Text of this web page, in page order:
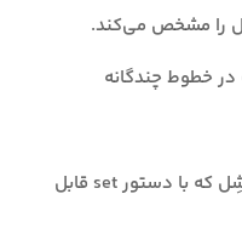
در خطوط چندگانه
: گزینه‌های شِل که با دستور set قابل